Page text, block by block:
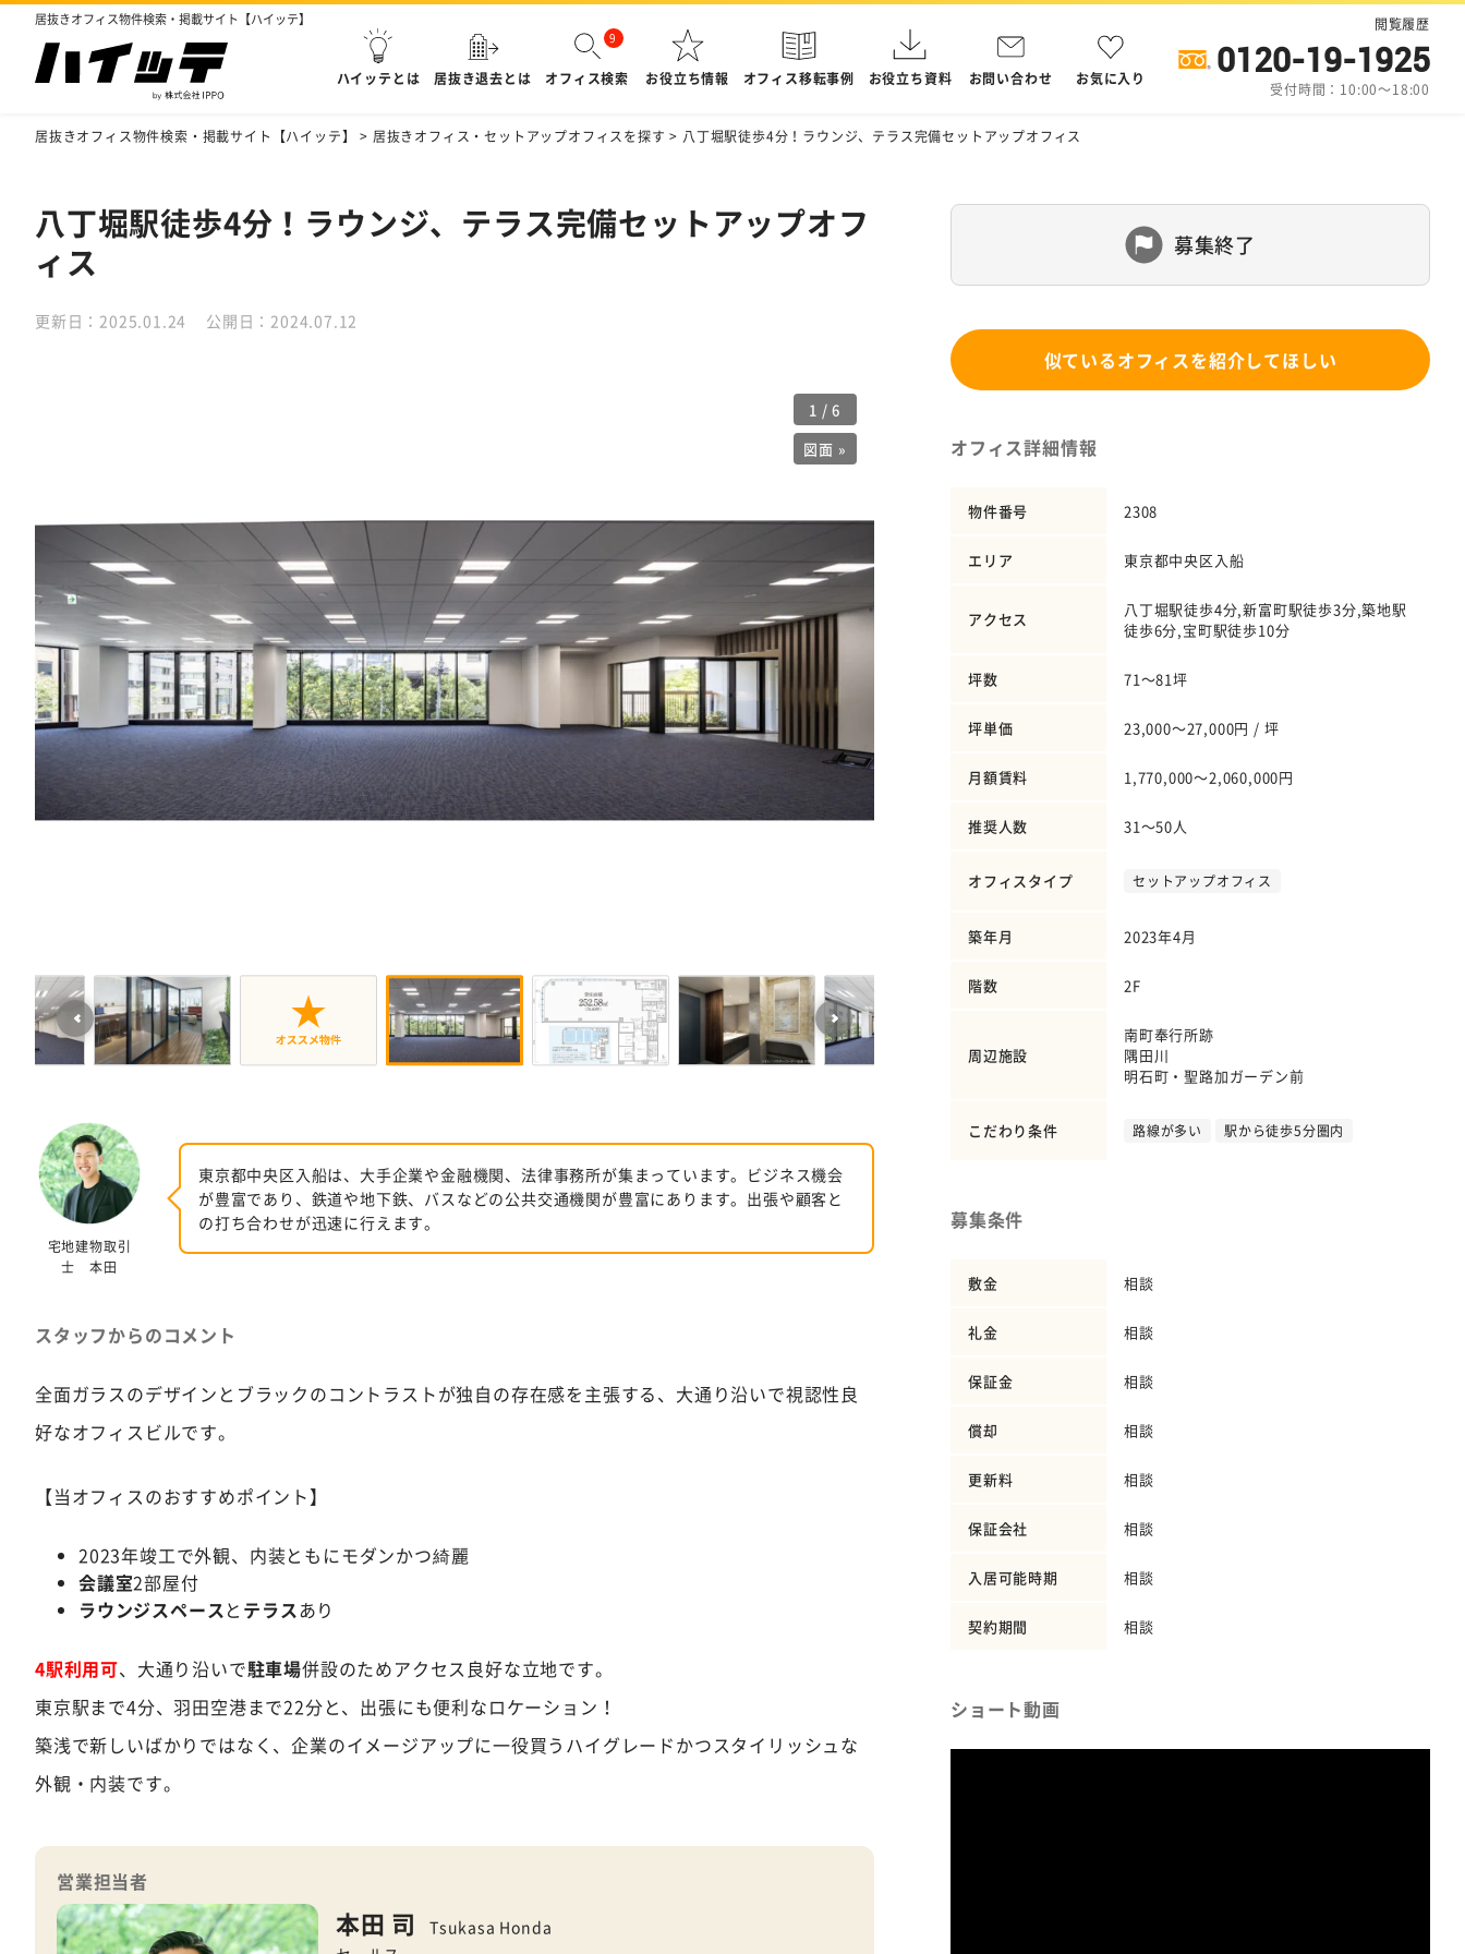
居抜きオフィス物件検索・掲載サイト【ハイッテ】
ハイッテとは 居抜き退去とは オフィス検索 お役立ち情報 オフィス移転事例 お役立ち資料 お問い合わせ お気に入り
閲覧履歴
0120-19-1925
受付時間：10:00～18:00
居抜きオフィス物件検索・掲載サイト【ハイッテ】 > 居抜きオフィス・セットアップオフィスを探す > 八丁堀駅徒歩4分！ラウンジ、テラス完備セットアップオフィス
八丁堀駅徒歩4分！ラウンジ、テラス完備セットアップオフ
ィス
更新日：2025.01.24 公開日：2024.07.12
1 /6
図面 »
宅地建物取引
士 本田
東京都中央区入船は、大手企業や金融機関、法律事務所が集まっています。ビジネス機会
が豊富であり、鉄道や地下鉄、バスなどの公共交通機関が豊富にあります。出張や顧客と
の打ち合わせが迅速に行えます。
募集終了
似ているオフィスを紹介してほしい
オフィス詳細情報
物件番号 2308
エリア 東京都中央区入船
アクセス
八丁堀駅徒歩4分,新富町駅徒歩3分,築地駅
徒歩6分,宝町駅徒歩10分
坪数 71～81坪
坪単価 23,000～27,000円 / 坪
月額賃料 1,770,000～2,060,000円
推奨人数 31～50人
オフィスタイプ セットアップオフィス
築年月 2023年4月
階数 2F
周辺施設
南町奉行所跡
隅田川
明石町・聖路加ガーデン前
こだわり条件 路線が多い 駅から徒歩5分圏内
募集条件
敷金 相談
礼金 相談
保証金 相談
償却 相談
更新料 相談
保証会社 相談
入居可能時期 相談
契約期間 相談
ショート動画
スタッフからのコメント
全面ガラスのデザインとブラックのコントラストが独自の存在感を主張する、大通り沿いで視認性良
好なオフィスビルです。
【当オフィスのおすすめポイント】
2023年竣工で外観、内装ともにモダンかつ綺麗
会議室2部屋付
ラウンジスペースと テラスあり
4駅利用可、大通り沿いで駐車場併設のためアクセス良好な立地です。
東京駅まで4分、羽田空港まで22分と、出張にも便利なロケーション！
築浅で新しいばかりではなく、企業のイメージアップに一役買うハイグレードかつスタイリッシュな
外観・内装です。
営業担当者
本田 司
Tsukasa Honda